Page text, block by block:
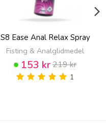
S8 Ease Anal Relax Spray
Fisting & Analglidmedel
153 kr219 kr
1